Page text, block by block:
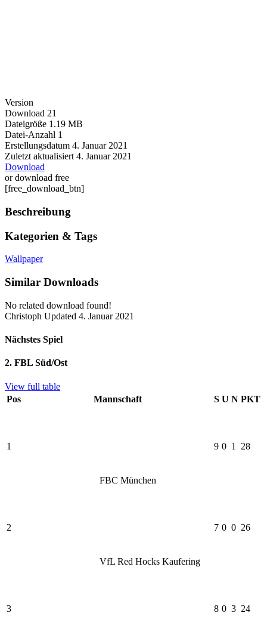
Version
Download 21
Dateigröße 1.19 MB
Datei-Anzahl 1
Erstellungsdatum 4. Januar 2021
Zuletzt aktualisiert 4. Januar 2021
Download
or download free
[free_download_btn]
Beschreibung
Kategorien & Tags
Wallpaper
Similar Downloads
No related download found!
Christoph Updated 4. Januar 2021
Nächstes Spiel
2. FBL Süd/Ost
View full table
Pos
Mannschaft S U N PKT
1
FBC München
9 0 1 28
2
VfL Red Hocks Kaufering
7 0 0 26
3 8 0 3 24